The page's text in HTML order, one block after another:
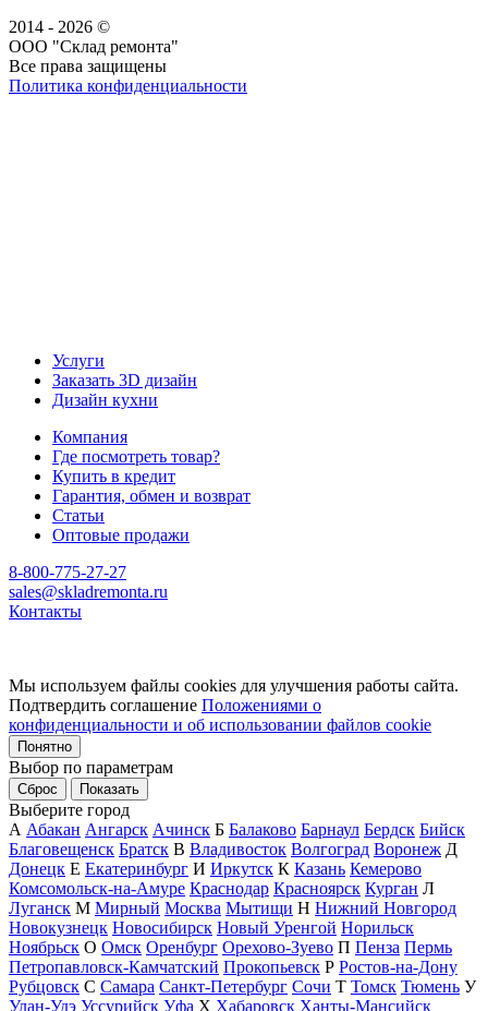
2014 - 2026 ©
ООО "Склад ремонта"
Все права защищены
Политика конфиденциальности
Услуги
Заказать 3D дизайн
Дизайн кухни
Компания
Где посмотреть товар?
Купить в кредит
Гарантия, обмен и возврат
Статьи
Оптовые продажи
8-800-775-27-27
sales@skladremonta.ru
Контакты
Мы используем файлы cookies для улучшения работы сайта.
Подтвердить соглашение Положениями о
конфиденциальности и об использовании файлов cookie
Понятно
Выбор по параметрам
Сброс Показать
Выберите город
А Абакан Ангарск Ачинск Б Балаково Барнаул Бердск Бийск
Благовещенск Братск В Владивосток Волгоград Воронеж Д
Донецк Е Екатеринбург И Иркутск К Казань Кемерово
Комсомольск-на-Амуре Краснодар Красноярск Курган Л
Луганск М Мирный Москва Мытищи Н Нижний Новгород
Новокузнецк Новосибирск Новый Уренгой Норильск
Ноябрьск О Омск Оренбург Орехово-Зуево П Пенза Пермь
Петропавловск-Камчатский Прокопьевск Р Ростов-на-Дону
Рубцовск С Самара Санкт-Петербург Сочи Т Томск Тюмень У
Улан-Удэ Уссурийск Уфа Х Хабаровск Ханты-Мансийск